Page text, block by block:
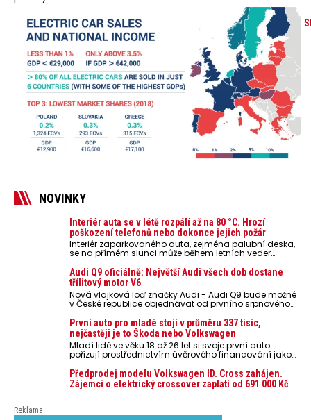
NOVINKY
Interiér auta se v létě rozpálí až na 80 °C. Hrozí
poškození telefonů nebo dokonce jejich požár
Interiér zaparkovaného auta, zejména palubní deska,
se na přímém slunci může během letních veder
nebezpečí pro odložené mobilní telefony, powerbanky
nebo notebooky. Můžou urychlit stárnutí baterií,
poškodit elektroniku a ve výjimečných případech i
zvýšit riziko požáru.
Audi Q9 oficiálně: Největší Audi všech dob dostane
třílitový motor V6
Nová vlajková loď značky Audi - Audi Q9 bude možné
v České republice objednávat od prvního srpnového
První auto pro mladé stojí v průměru 337 tisíc,
nejčastěji je to Škoda nebo Volkswagen
Mladí lidé ve věku 18 až 26 let si svoje první auto
pořizují prostřednictvím úvěrového financování jako
auto. Průměrná pořizovací cena vozu dosahuje 337
tisíc korun a průměrná financovaná částka
přesahuje 251 tisíc korun. Vyplývá to z dat Leasingu
Předprodej modelu Volkswagen ID. Cross zahájen.
Zájemci o elektrický crossover zaplatí od 691 000 Kč
Reklama